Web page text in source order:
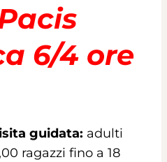
6/4 ore
guidata: adulti
ragazzi fino a 18